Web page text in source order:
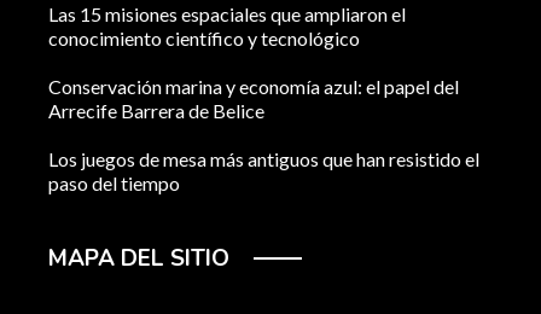
Las 15 misiones espaciales que ampliaron el
conocimiento científico y tecnológico
Conservación marina y economía azul: el papel del
Arrecife Barrera de Belice
Los juegos de mesa más antiguos que han resistido el
paso del tiempo
MAPA DEL SITIO